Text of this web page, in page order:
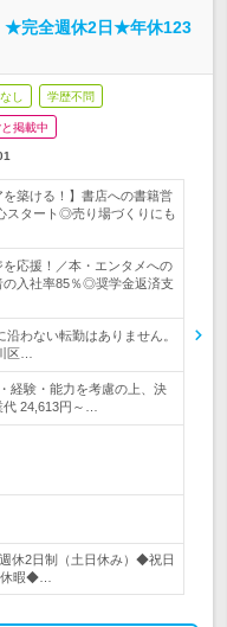
★完全週休2日★年休123
し 学歴不問
掲載中
築ける！】書店への書籍営
スタート◎売り場づくりにも
応援！／本・エンタメへの
入社率85％◎奨学金返済支
わない転勤はありません。
区…
経験・能力を考慮の上、決
24,613円～…
2日制（土日休み）◆祝日
暇◆…